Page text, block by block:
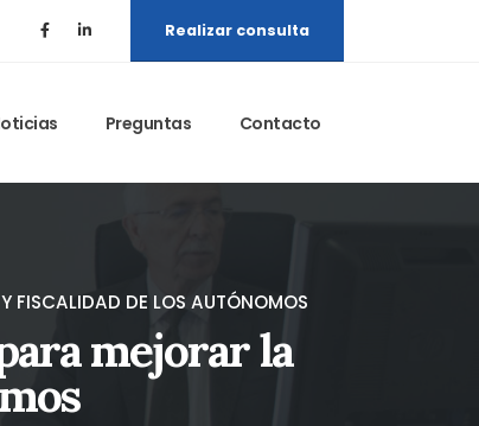
Realizar consulta
Preguntas Contacto
FISCALIDAD DE LOS AUTÓNOMOS
mejorar la